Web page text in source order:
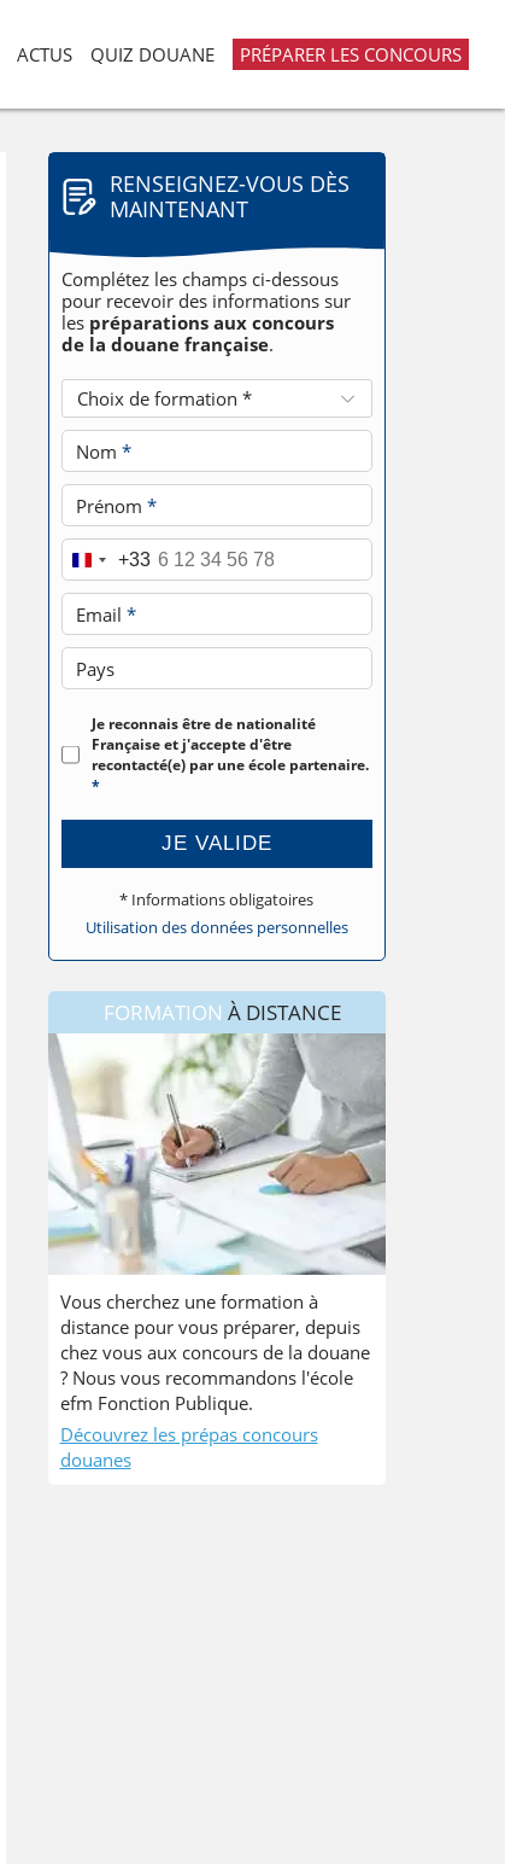
ACTUS QUIZ DOUANE PRÉPARER LES CONCOURS
RENSEIGNEZ-VOUS DÈS
MAINTENANT
Complétez les champs ci-dessous
pour recevoir des informations sur
les préparations aux concours
de la douane française.
Choix de formation *
Nom *
Prénom *
Téléphone*
+33
Email *
Pays
Je reconnais être de nationalité
Française et j'accepte d'être
recontacté(e) par une école partenaire.
*
JE VALIDE
* Informations obligatoires
Utilisation des données personnelles
FORMATION À DISTANCE
Vous cherchez une formation à
distance pour vous préparer, depuis
chez vous aux concours de la douane
? Nous vous recommandons l'école
efm Fonction Publique.
Découvrez les prépas concours
douanes